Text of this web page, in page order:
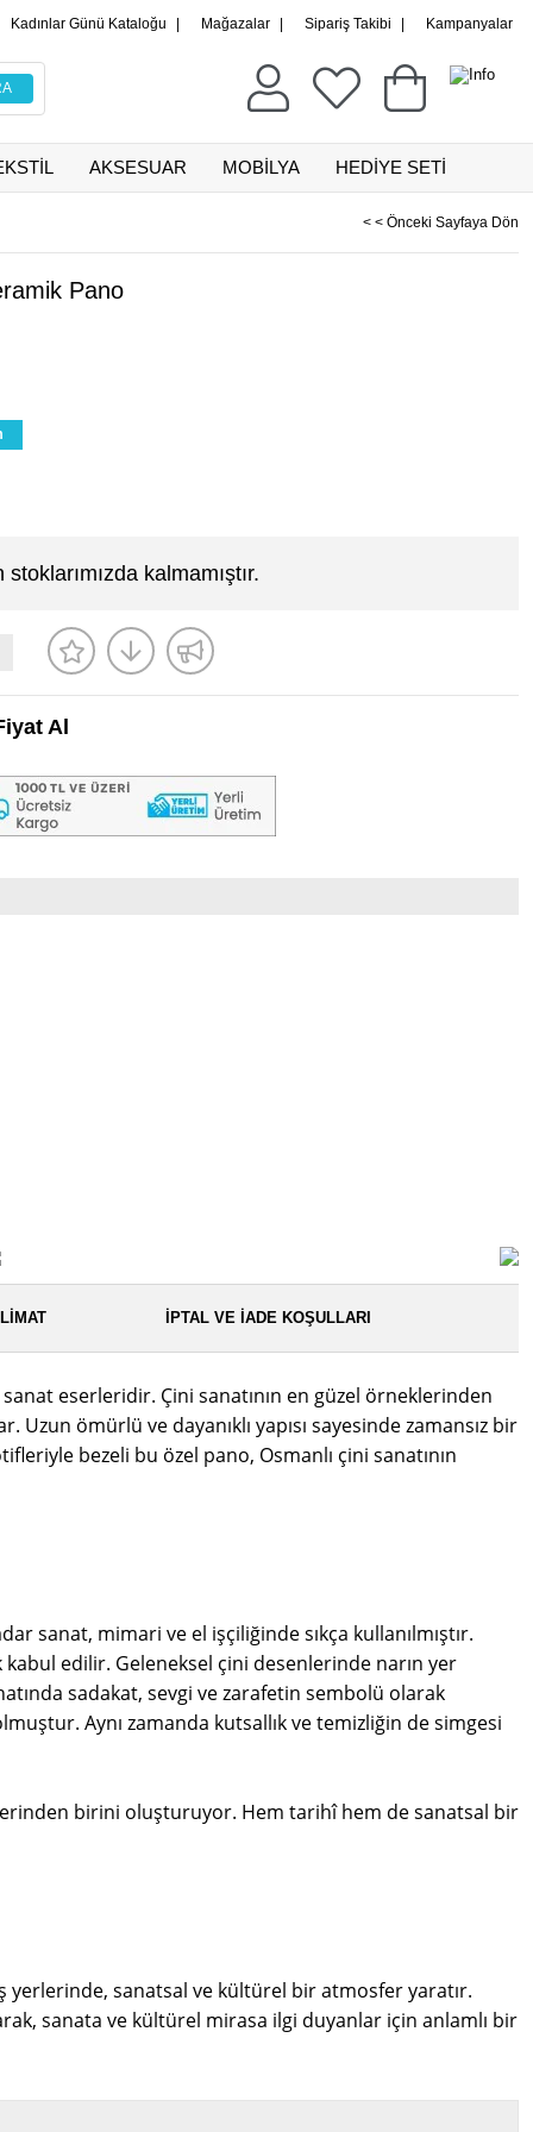
Kadınlar Günü Kataloğu Mağazalar Sipariş Takibi Kampanyalar
AKSESUAR MOBİLYA HEDİYE SETİ
< < Önceki Sayfaya Dön
Pano
stoklarımızda kalmamıştır.
Al
İPTAL VE İADE KOŞULLARI
eserleridir. Çini sanatının en güzel örneklerinden
ömürlü ve dayanıklı yapısı sayesinde zamansız bir
bezeli bu özel pano, Osmanlı çini sanatının
sanat, mimari ve el işçiliğinde sıkça kullanılmıştır.
edilir. Geleneksel çini desenlerinde narın yer
sadakat, sevgi ve zarafetin sembolü olarak
Aynı zamanda kutsallık ve temizliğin de simgesi
birini oluşturuyor. Hem tarihî hem de sanatsal bir
yerlerinde, sanatsal ve kültürel bir atmosfer yaratır.
sanata ve kültürel mirasa ilgi duyanlar için anlamlı bir